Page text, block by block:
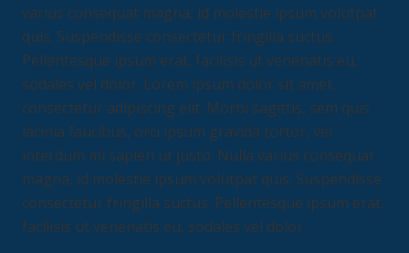
varius consequat magna, id molestie ipsum volutpat
quis. Suspendisse consectetur fringilla suctus.
Pellentesque ipsum erat, facilisis ut venenatis eu,
sodales vel dolor. Lorem ipsum dolor sit amet,
consectetur adipiscing elit. Morbi sagittis, sem quis
lacinia faucibus, orci ipsum gravida tortor, vel
interdum mi sapien ut justo. Nulla varius consequat
magna, id molestie ipsum volutpat quis. Suspendisse
consectetur fringilla suctus. Pellentesque ipsum erat,
facilisis ut venenatis eu, sodales vel dolor.